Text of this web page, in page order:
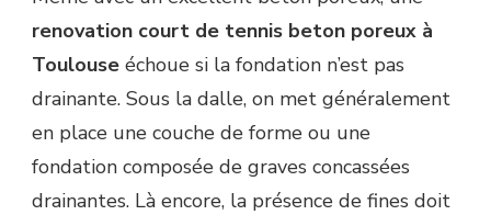
renovation court de tennis beton poreux à
Toulouse échoue si la fondation n’est pas
drainante. Sous la dalle, on met généralement
en place une couche de forme ou une
fondation composée de graves concassées
drainantes. Là encore, la présence de fines doit